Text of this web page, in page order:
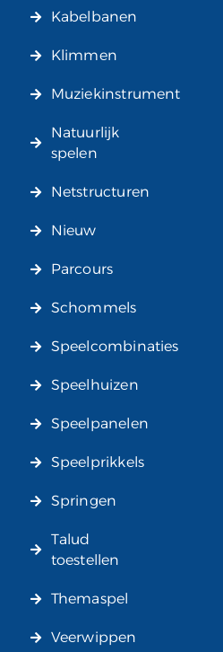
Kabelbanen
Klimmen
Muziekinstrument
Natuurlijk
spelen
Netstructuren
Nieuw
Parcours
Schommels
Speelcombinaties
Speelhuizen
Speelpanelen
Speelprikkels
Springen
Talud
toestellen
Themaspel
Veerwippen